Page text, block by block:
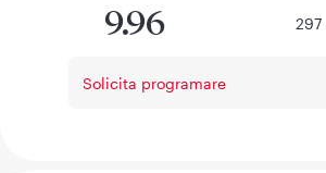
9.96 297
Solicita programare